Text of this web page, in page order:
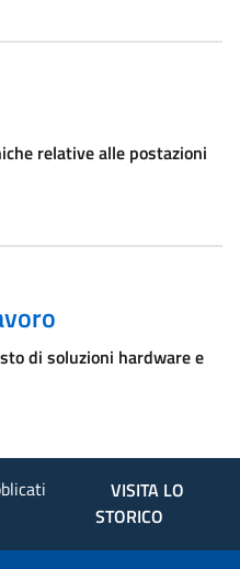
relative alle postazioni
di soluzioni hardware e
VISITA LO
STORICO